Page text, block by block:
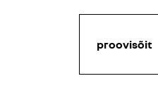
proovisõit